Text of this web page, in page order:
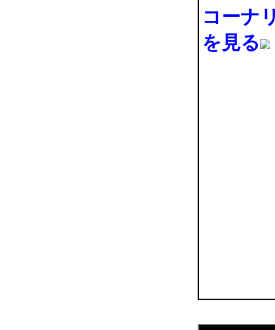
コーナ
を見る